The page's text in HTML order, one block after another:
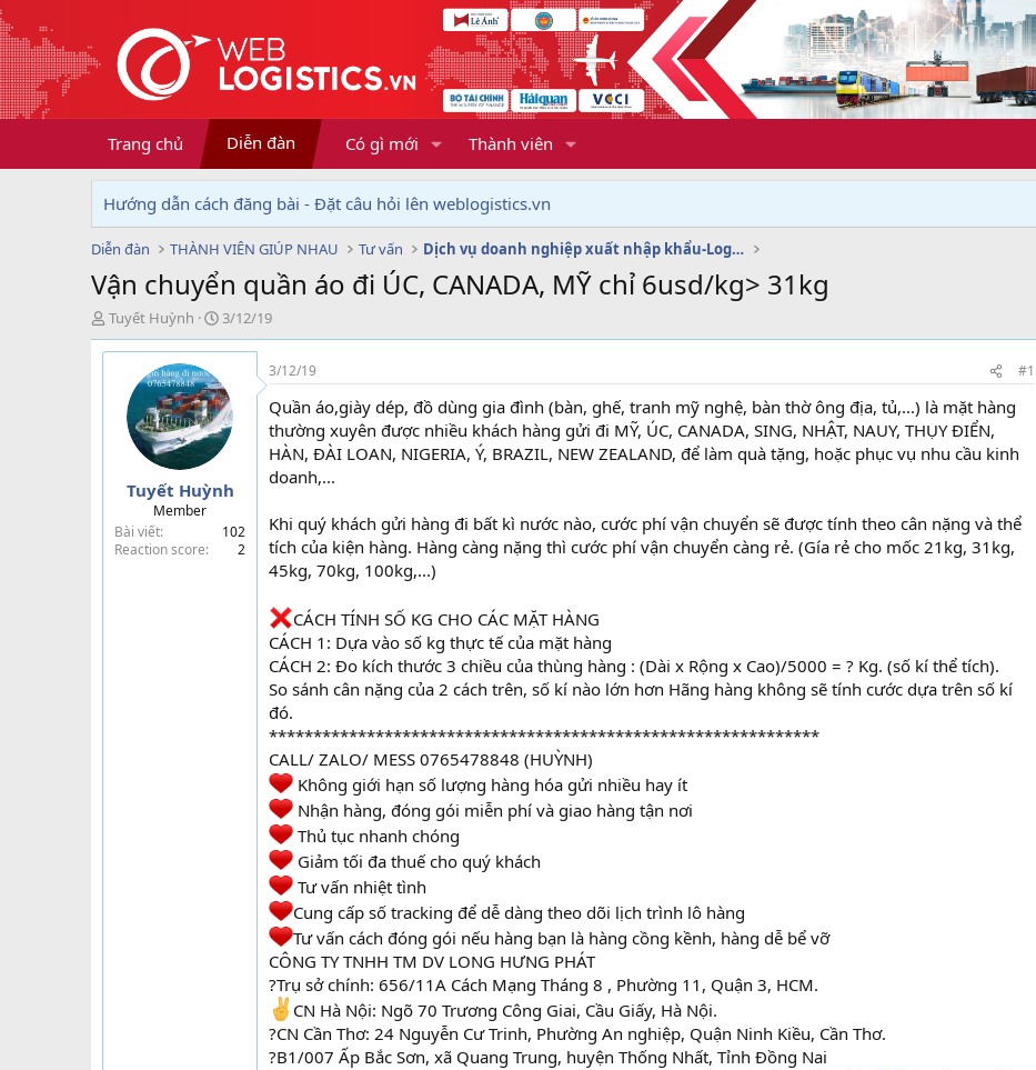
Trang chủ Diễn đàn Có gì mới Thành viên
Hướng dẫn cách đăng bài - Đặt câu hỏi lên weblogistics.vn
Diễn đàn THÀNH VIÊN GIÚP NHAU Tư vấn Dịch vụ doanh nghiệp xuất nhập khẩu-Logistics
Vận chuyển quần áo đi ÚC, CANADA, MỸ chỉ 6usd/kg> 31kg
T
h
r
Tuyết Huỳnh
N
g
à
g
ử
i
3/12/19
Tuyết Huỳnh
Member
Bài viết
102
Reaction score
2
3/12/19 #1
Quần áo,giày dép, đồ dùng gia đình (bàn, ghế, tranh mỹ nghệ, bàn thờ ông địa, tủ,...) là mặt hàng
thường xuyên được nhiều khách hàng gửi đi MỸ, ÚC, CANADA, SING, NHẬT, NAUY, THỤY ĐIỂN,
HÀN, ĐÀI LOAN, NIGERIA, Ý, BRAZIL, NEW ZEALAND, để làm quà tặng, hoặc phục vụ nhu cầu kinh
doanh,...
Khi quý khách gửi hàng đi bất kì nước nào, cước phí vận chuyển sẽ được tính theo cân nặng và thể
tích của kiện hàng. Hàng càng nặng thì cước phí vận chuyển càng rẻ. (Gía rẻ cho mốc 21kg, 31kg,
45kg, 70kg, 100kg,...)
CÁCH TÍNH SỐ KG CHO CÁC MẶT HÀNG
CÁCH 1: Dựa vào số kg thực tế của mặt hàng
CÁCH 2: Đo kích thước 3 chiều của thùng hàng : (Dài x Rộng x Cao)/5000 = ? Kg. (số kí thể tích).
So sánh cân nặng của 2 cách trên, số kí nào lớn hơn Hãng hàng không sẽ tính cước dựa trên số kí
đó.
**************************************************************
CALL/ ZALO/ MESS 0765478848 (HUỲNH)
Không giới hạn số lượng hàng hóa gửi nhiều hay ít
Nhận hàng, đóng gói miễn phí và giao hàng tận nơi
Thủ tục nhanh chóng
Giảm tối đa thuế cho quý khách
Tư vấn nhiệt tình
Cung cấp số tracking để dễ dàng theo dõi lịch trình lô hàng
Tư vấn cách đóng gói nếu hàng bạn là hàng cồng kềnh, hàng dễ bể vỡ
CÔNG TY TNHH TM DV LONG HƯNG PHÁT
?Trụ sở chính: 656/11A Cách Mạng Tháng 8 , Phường 11, Quận 3, HCM.
CN Hà Nội: Ngõ 70 Trương Công Giai, Cầu Giấy, Hà Nội.
?CN Cần Thơ: 24 Nguyễn Cư Trinh, Phường An nghiệp, Quận Ninh Kiều, Cần Thơ.
?B1/007 Ấp Bắc Sơn, xã Quang Trung, huyện Thống Nhất, Tỉnh Đồng Nai